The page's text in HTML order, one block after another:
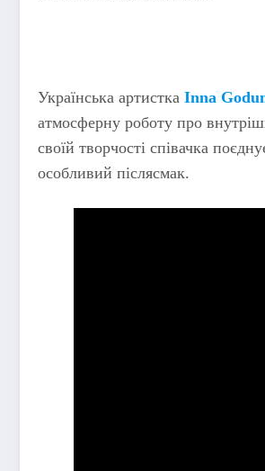
Українська артистка Inna
атмосферну роботу про
своїй творчості співачка
особливий післясмак.